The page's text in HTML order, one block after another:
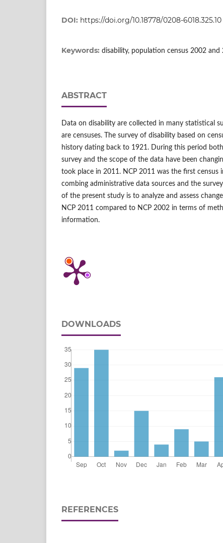
DOI: https://doi.org/10.18778/0208-6018.325.10
Keywords: disability, population census 2002 and
ABSTRACT
Data on disability are collected in many statistical
are censuses. The survey of disability based on
history dating back to 1921. During this period
survey and the scope of the data have been
took place in 2011. NCP 2011 was the first census
combing administrative data sources and the
of the present study is to analyze and assess
NCP 2011 compared to NCP 2002 in terms of
information.
DOWNLOADS
REFERENCES